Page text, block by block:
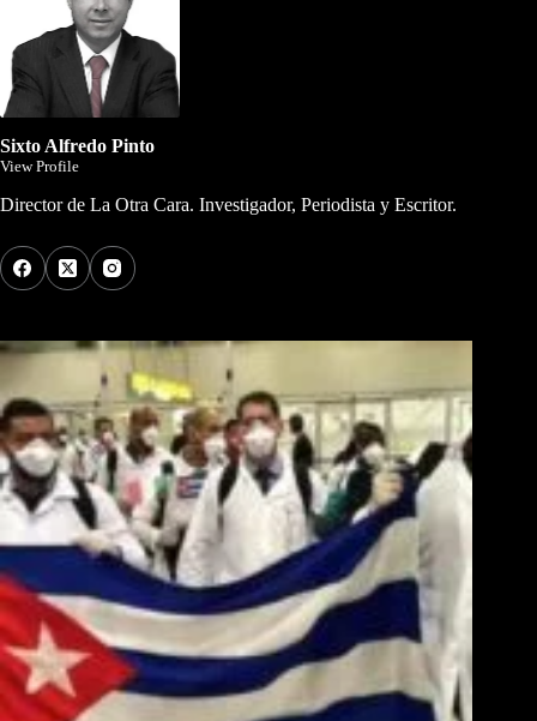
Sixto Alfredo Pinto
View Profile
Director de La Otra Cara. Investigador, Periodista y Escritor.